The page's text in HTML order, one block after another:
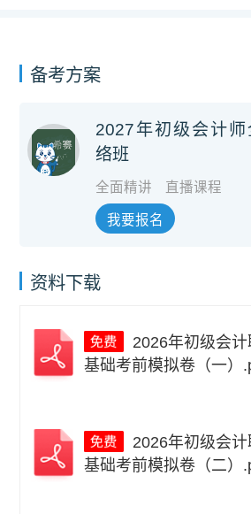
备考方案
2027年初级会计师
络班
全面精讲 直播课程
我要报名
资料下载
基础考前模拟卷（一）
基础考前模拟卷（二）